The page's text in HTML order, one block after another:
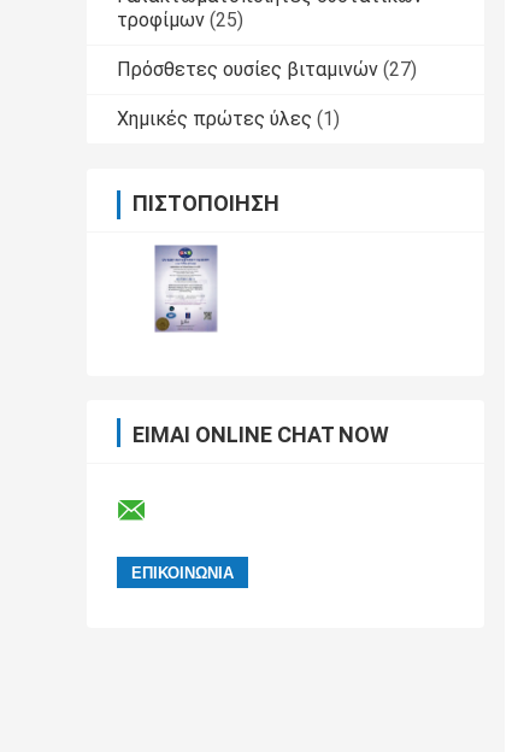
τροφίμων (25)
Πρόσθετες ουσίες βιταμινών (27)
Χημικές πρώτες ύλες (1)
ΠΙΣΤΟΠΟΊΗΣΗ
ΕΊΜΑΙ ONLINE CHAT NOW